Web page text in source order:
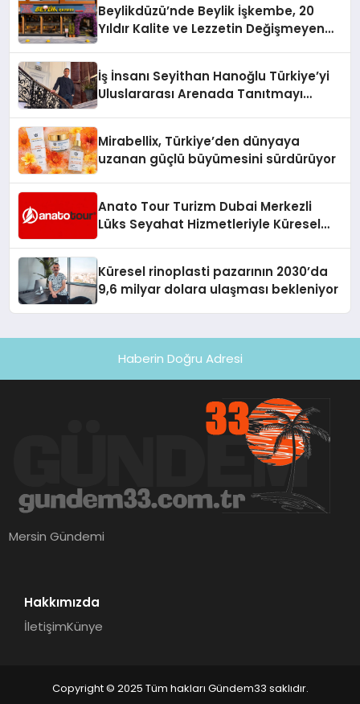
Hayata Geçirecek
Beylikdüzü’nde Beylik İşkembe, 20
Yıldır Kalite ve Lezzetin Değişmeyen
İş İnsanı Seyithan Hanoğlu Türkiye’yi
Uluslararası Arenada Tanıtmayı
Mirabellix, Türkiye’den dünyaya
uzanan güçlü büyümesini sürdürüyor
Anato Tour Turizm Dubai Merkezli
Lüks Seyahat Hizmetleriyle Küresel
Küresel rinoplasti pazarının 2030’da
9,6 milyar dolara ulaşması bekleniyor
Haberin Doğru Adresi
Mersin Gündemi
Hakkımızda
İletişimKünye
Copyright © 2025 Tüm hakları Gündem33 saklıdır.